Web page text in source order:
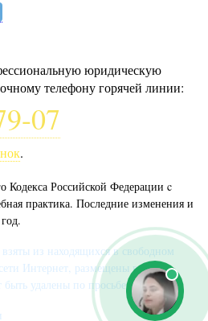
юридическую
телефону горячей линии:
07
.
Кодекса Российской Федерации c
практика. Последние изменения и
из находящихся в свободном
Интернет, размещены в
удалены по просьбе автора.